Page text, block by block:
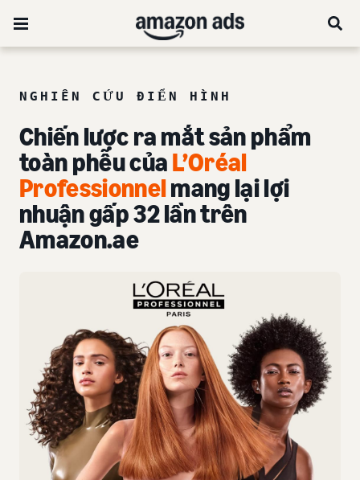
NGHIÊN CỨU ĐIỂN HÌNH
Chiến lược ra mắt sản phẩm
toàn phễu củaL’Oréal
Professionnelmang lại lợi
nhuận gấp 32 lần trên
Amazon.ae